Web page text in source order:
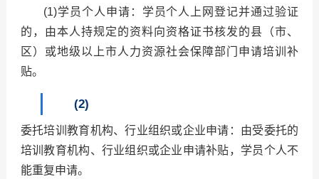
(1)学员个人申请：学员个人上网登记并通过验证
的，由本人持规定的资料向资格证书核发的县（市、
区）或地级以上市人力资源社会保障部门申请培训补
贴。
(2)
委托培训教育机构、行业组织或企业申请：由受委托的
培训教育机构、行业组织或企业申请补贴，学员个人不
能重复申请。